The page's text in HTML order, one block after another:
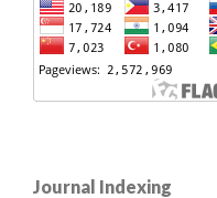
Journal Indexing